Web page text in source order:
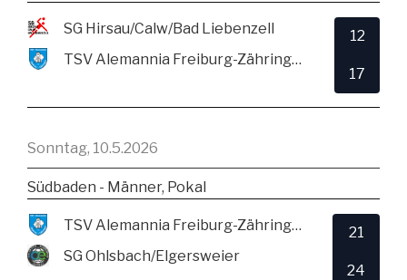
SG Hirsau/Calw/Bad Liebenzell
TSV Alemannia Freiburg-Zähringen
12
17
Sonntag, 10.5.2026
Südbaden - Männer, Pokal
TSV Alemannia Freiburg-Zähringen
SG Ohlsbach/Elgersweier
21
24